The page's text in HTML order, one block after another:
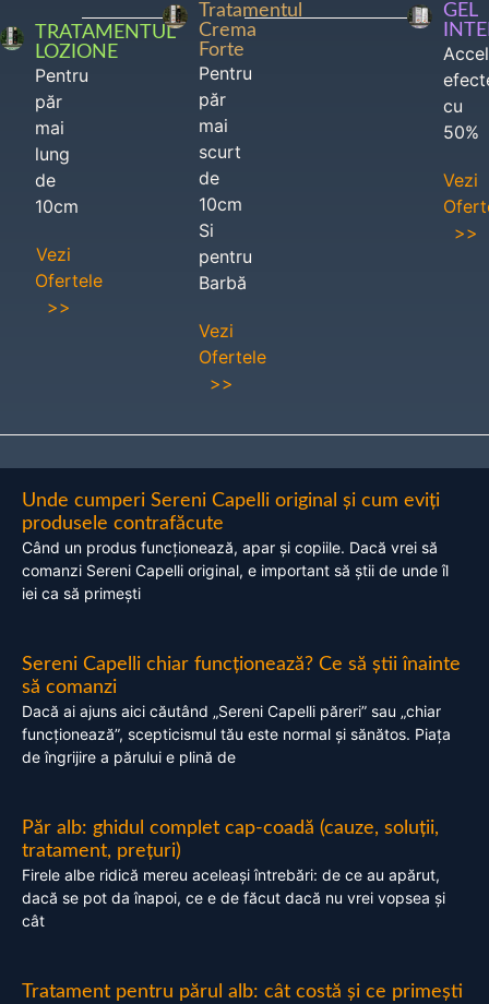
TRATAMENTUL
LOZIONE
Pentru
păr
mai
lung
de
10cm
Vezi
Ofertele
>>
Tratamentul
Crema
Forte
Pentru
păr
mai
scurt
de
10cm
Si
pentru
Barbă
Vezi
Ofertele
>>
GEL
cu
50%
Vezi
>>
Unde cumperi Sereni Capelli original și cum eviți
produsele contrafăcute
Când un produs funcționează, apar și copiile. Dacă vrei să
comanzi Sereni Capelli original, e important să știi de unde îl
iei ca să primești
Sereni Capelli chiar funcționează? Ce să știi înainte
să comanzi
Dacă ai ajuns aici căutând „Sereni Capelli păreri” sau „chiar
funcționează”, scepticismul tău este normal și sănătos. Piața
de îngrijire a părului e plină de
Păr alb: ghidul complet cap-coadă (cauze, soluții,
tratament, prețuri)
Firele albe ridică mereu aceleași întrebări: de ce au apărut,
dacă se pot da înapoi, ce e de făcut dacă nu vrei vopsea și
cât
Tratament pentru părul alb: cât costă și ce primești